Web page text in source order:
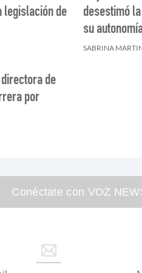
legislación de
desestimó
su
SABRINA
de
por
Conéctate con VOZ